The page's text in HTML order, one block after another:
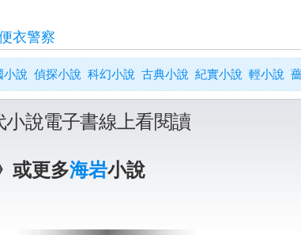
衣警察
小說 偵探小說 科幻小說 古典小說 紀實小說 輕小說
小說電子書線上看閱讀
或更多海岩小說